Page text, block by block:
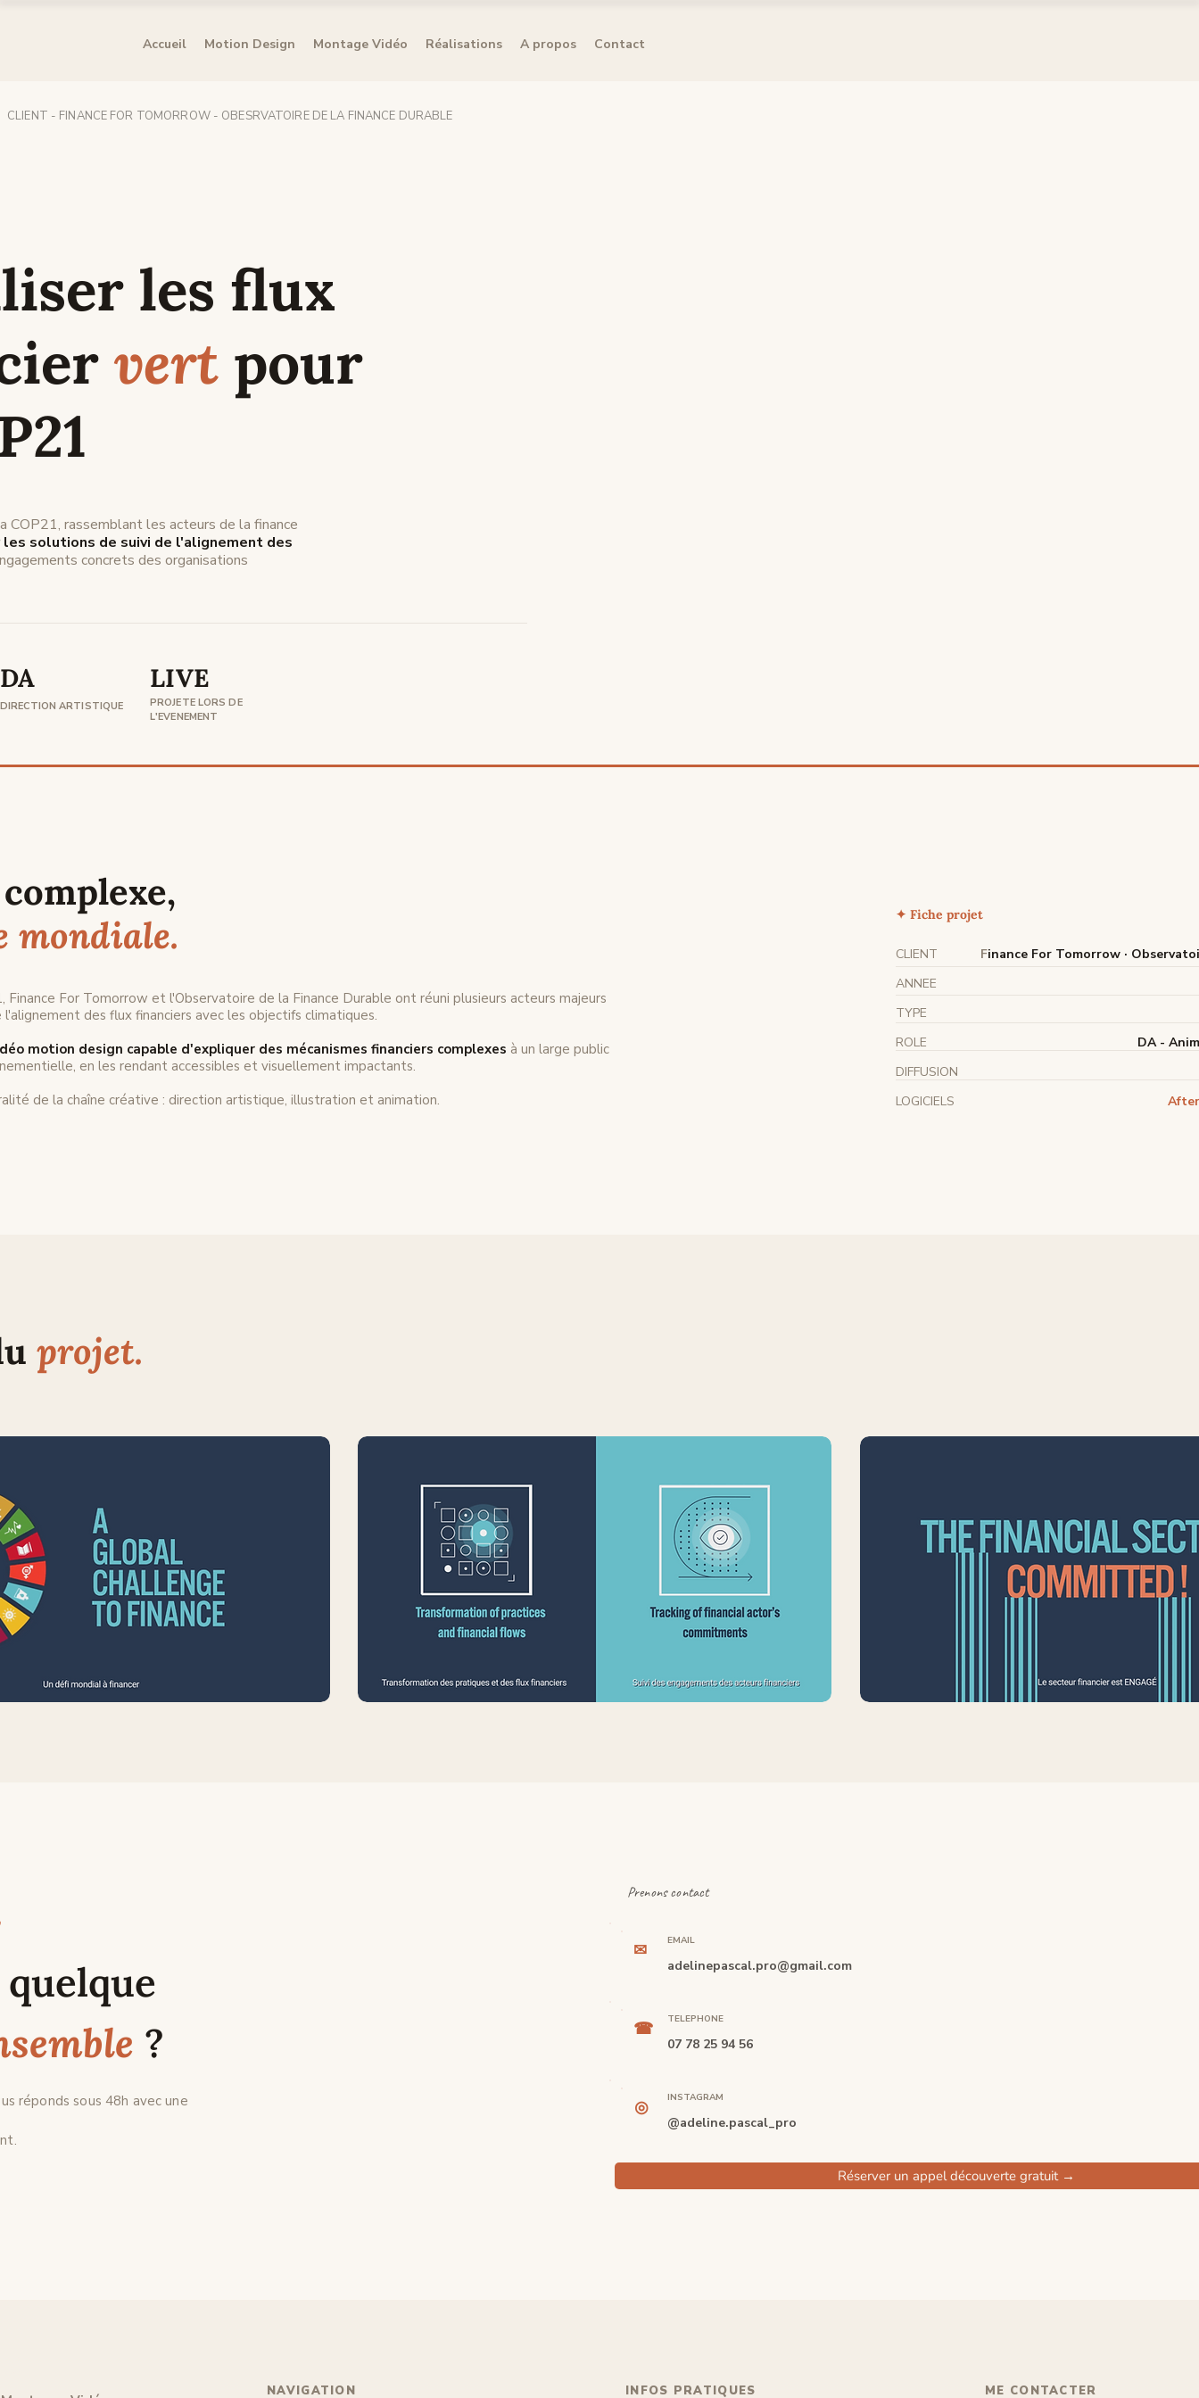
Accueil Motion Design Montage Vidéo Réalisations A propos Contact
CLIENT - FINANCE FOR TOMORROW - OBESRVATOIRE DE LA FINANCE DURABLE
les flux
vert pour
COP21, rassemblant les acteurs de la finance
solutions de suivi de l'alignement des
concrets des organisations
DA
DIRECTION ARTISTIQUE
LIVE
PROJETE LORS DE
L'EVENEMENT
mondiale.
Finance For Tomorrow et l'Observatoire de la Finance Durable ont réuni plusieurs acteurs majeurs
des flux financiers avec les objectifs climatiques.
motion design capable d'expliquer des mécanismes financiers complexes à un large public
en les rendant accessibles et visuellement impactants.
de la chaîne créative : direction artistique, illustration et animation.
✦ Fiche projet
CLIENT
ANNEE
TYPE
ROLE
DIFFUSION
LOGICIELS
Finance For Tomorrow ·
DA -
projet.
?
réponds sous 48h avec une
Prenons contact
✉ EMAIL
adelinepascal.pro@gmail.com
☎ TELEPHONE
07 78 25 94 56
◎ INSTAGRAM
@adeline.pascal_pro
Réserver un appel découverte gratuit →
NAVIGATION INFOS PRATIQUES ME CONTACTER